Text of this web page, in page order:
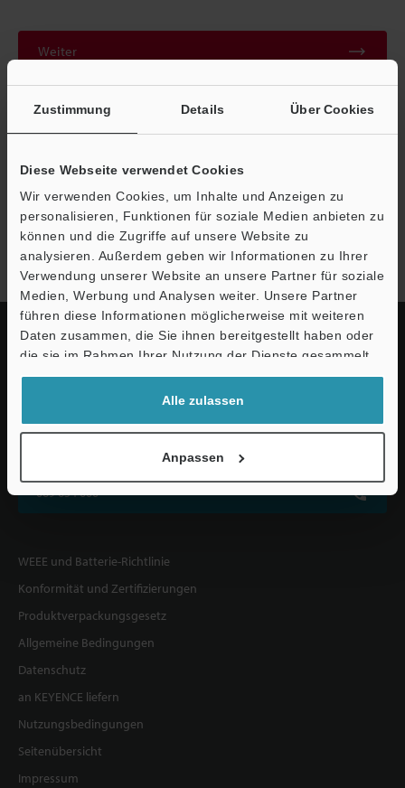
Zustimmung Details Über Cookies
Diese Webseite verwendet Cookies
Wir verwenden Cookies, um Inhalte und Anzeigen zu
personalisieren, Funktionen für soziale Medien anbieten zu
können und die Zugriffe auf unsere Website zu
analysieren. Außerdem geben wir Informationen zu Ihrer
Verwendung unserer Website an unsere Partner für soziale
Medien, Werbung und Analysen weiter. Unsere Partner
führen diese Informationen möglicherweise mit weiteren
Daten zusammen, die Sie ihnen bereitgestellt haben oder
die sie im Rahmen Ihrer Nutzung der Dienste gesammelt
haben.
Alle zulassen
Anpassen
Weiter
Datenschutz ist uns wichtig - Ihre Daten werden niemals
weitergegeben.
Datenschutz
Modellreihe LR-Z
De-Saint-Exupéry-Straße 3, 60549 Frankfurt am Main, Deutschland
069 654 000
WEEE und Batterie-Richtlinie
Konformität und Zertifizierungen
Produktverpackungsgesetz
Allgemeine Bedingungen
Datenschutz
an KEYENCE liefern
Nutzungsbedingungen
Seitenübersicht
Impressum